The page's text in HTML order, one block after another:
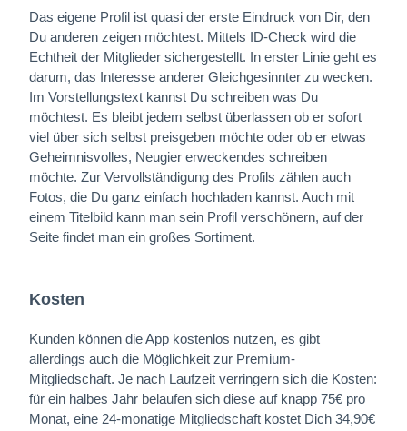
Das eigene Profil ist quasi der erste Eindruck von Dir, den
Du anderen zeigen möchtest. Mittels ID-Check wird die
Echtheit der Mitglieder sichergestellt. In erster Linie geht es
darum, das Interesse anderer Gleichgesinnter zu wecken.
Im Vorstellungstext kannst Du schreiben was Du
möchtest. Es bleibt jedem selbst überlassen ob er sofort
viel über sich selbst preisgeben möchte oder ob er etwas
Geheimnisvolles, Neugier erweckendes schreiben
möchte. Zur Vervollständigung des Profils zählen auch
Fotos, die Du ganz einfach hochladen kannst. Auch mit
einem Titelbild kann man sein Profil verschönern, auf der
Seite findet man ein großes Sortiment.
Kosten
Kunden können die App kostenlos nutzen, es gibt
allerdings auch die Möglichkeit zur Premium-
Mitgliedschaft. Je nach Laufzeit verringern sich die Kosten:
für ein halbes Jahr belaufen sich diese auf knapp 75€ pro
Monat, eine 24-monatige Mitgliedschaft kostet Dich 34,90€